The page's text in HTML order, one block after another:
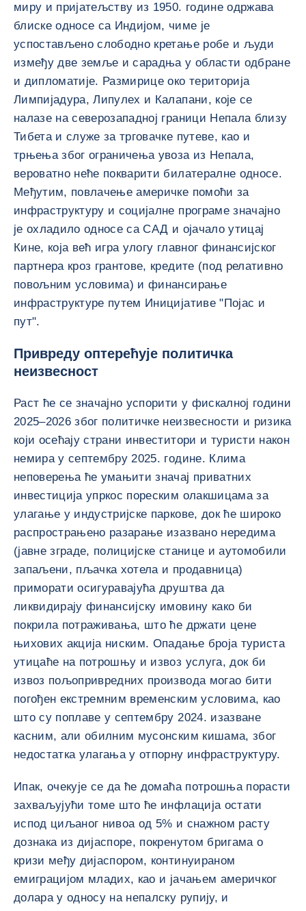
миру и пријатељству из 1950. године одржава
блиске односе са Индијом, чиме је
успостављено слободно кретање робе и људи
између две земље и сарадња у области одбране
и дипломатије. Размирице око територија
Лимпијадура, Липулех и Калапани, које се
налазе на северозападној граници Непала близу
Тибета и служе за трговачке путеве, као и
трњења због ограничења увоза из Непала,
вероватно неће покварити билатералне односе.
Међутим, повлачење америчке помоћи за
инфраструктуру и социјалне програме значајно
је охладило односе са САД и ојачало утицај
Кине, која већ игра улогу главног финансијског
партнера кроз грантове, кредите (под релативно
повољним условима) и финансирање
инфраструктуре путем Иницијативе "Појас и
пут".
Привреду оптерећује политичка
неизвесност
Раст ће се значајно успорити у фискалној години
2025–2026 због политичке неизвесности и ризика
који осећају страни инвеститори и туристи након
немира у септембру 2025. године. Клима
неповерења ће умањити значај приватних
инвестиција упркос пореским олакшицама за
улагање у индустријске паркове, док ће широко
распрострањено разарање изазвано нередима
(јавне зграде, полицијске станице и аутомобили
запаљени, пљачка хотела и продавница)
приморати осигуравајућа друштва да
ликвидирају финансијску имовину како би
покрила потраживања, што ће држати цене
њихових акција ниским. Опадање броја туриста
утицаће на потрошњу и извоз услуга, док би
извоз пољопривредних производа могао бити
погођен екстремним временским условима, као
што су поплаве у септембру 2024. изазване
касним, али обилним мусонским кишама, због
недостатка улагања у отпорну инфраструктуру.
Ипак, очекује се да ће домаћа потрошња порасти
захваљујући томе што ће инфлација остати
испод циљаног нивоа од 5% и снажном расту
дознака из дијаспоре, покренутом бригама о
кризи међу дијаспором, континуираном
емиграцијом младих, као и јачањем америчког
долара у односу на непалску рупију, и